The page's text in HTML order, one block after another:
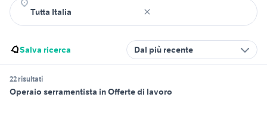
Salva ricerca Dal più recente
22 risultati
Operaio serramentista in Offerte di lavoro